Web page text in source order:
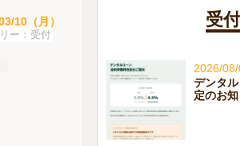
10（月）
受付
受付
2026/
デンタ
定のお